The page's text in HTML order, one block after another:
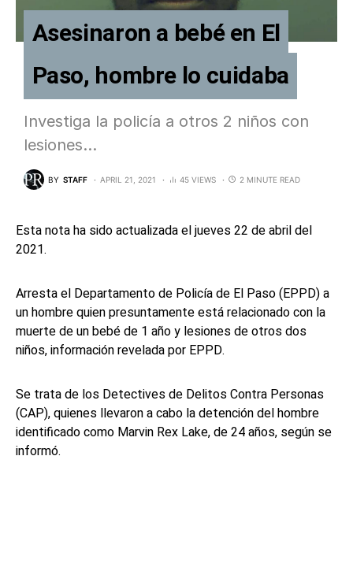
Asesinaron a bebé en El
Paso, hombre lo cuidaba
Investiga la policía a otros 2 niños con
lesiones…
BY STAFF APRIL 21, 2021 45 VIEWS 2 MINUTE READ
Esta nota ha sido actualizada el jueves 22 de abril del
2021.
Arresta el Departamento de Policía de El Paso (EPPD) a
un hombre quien presuntamente está relacionado con la
muerte de un bebé de 1 año y lesiones de otros dos
niños, información revelada por EPPD.
Se trata de los Detectives de Delitos Contra Personas
(CAP), quienes llevaron a cabo la detención del hombre
identificado como Marvin Rex Lake, de 24 años, según se
informó.